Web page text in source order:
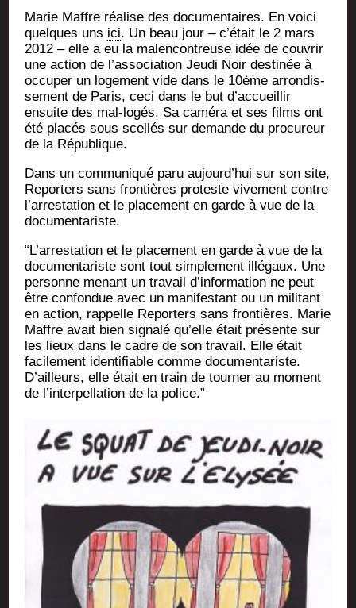
Marie Maffre réa­lise des docu­men­taires. En voi­ci
quelques uns ici. Un beau jour – c’était le 2 mars
2012 – elle a eu la mal­en­con­treuse idée de cou­vrir
une action de l’association Jeu­di Noir des­ti­née à
occu­per un loge­ment vide dans le 10ème arron­dis­
se­ment de Paris, ceci dans le but d’accueillir
ensuite des mal-logés. Sa camé­ra et ses films ont
été pla­cés sous scel­lés sur demande du pro­cu­reur
de la République.
Dans un com­mu­ni­qué paru aujourd’hui sur son site,
Repor­ters sans fron­tières pro­teste vive­ment contre
l’arrestation et le pla­ce­ment en garde à vue de la
documentariste.
“L’arrestation et le pla­ce­ment en garde à vue de la
docu­men­ta­riste sont tout sim­ple­ment illé­gaux. Une
per­sonne menant un tra­vail d’information ne peut
être confon­due avec un mani­fes­tant ou un mili­tant
en action, rap­pelle Repor­ters sans fron­tières. Marie
Maffre avait bien signa­lé qu’elle était pré­sente sur
les lieux dans le cadre de son tra­vail. Elle était
faci­le­ment iden­ti­fiable comme docu­men­ta­riste.
D’ailleurs, elle était en train de tour­ner au moment
de l’interpellation de la police.”